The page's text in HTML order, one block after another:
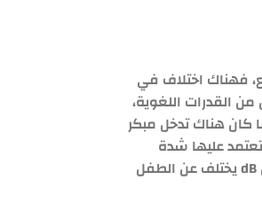
فهناك اختلاف في
القدرات اللغوية،
كان هناك تدخل مبكر
عليها شدة
المشكلة اللغوية عند المصابين بحاسة السمع هي درجة وشدة فقدان السمع فالطفل الذي يعاني من ضعف بسيط في السمع لا يتجاوز مستوى 40 ديسبل dB يختلف عن الطفل